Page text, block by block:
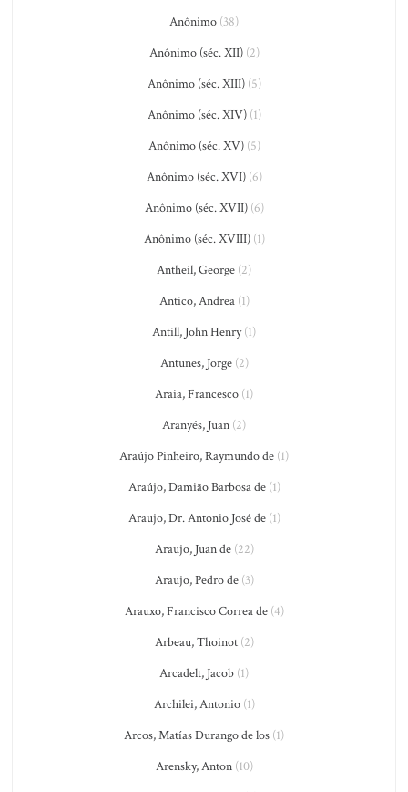
Anônimo (38)
Anônimo (séc. XII)(2)
Anônimo (séc. XIII)(5)
Anônimo (séc. XIV)(1)
Anônimo (séc. XV)(5)
Anônimo (séc. XVI)(6)
Anônimo (séc. XVII)(6)
Anônimo (séc. XVIII)(1)
Antheil, George (2)
Antico, Andrea(1)
Antill, John Henry(1)
Antunes, Jorge(2)
Araia, Francesco (1)
Aranyés, Juan (2)
Araújo Pinheiro, Raymundo de (1)
Araújo, Damião Barbosa de(1)
Araujo, Dr. Antonio José de(1)
Araujo, Juan de(22)
Araujo, Pedro de(3)
Arauxo, Francisco Correa de(4)
Arbeau, Thoinot(2)
Arcadelt, Jacob (1)
Archilei, Antonio(1)
Arcos, Matías Durango de los (1)
Arensky, Anton(10)